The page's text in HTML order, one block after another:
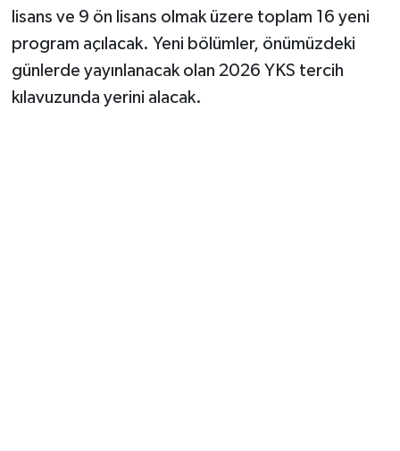
lisans ve 9 ön lisans olmak üzere toplam 16 yeni
program açılacak. Yeni bölümler, önümüzdeki
günlerde yayınlanacak olan 2026 YKS tercih
kılavuzunda yerini alacak.